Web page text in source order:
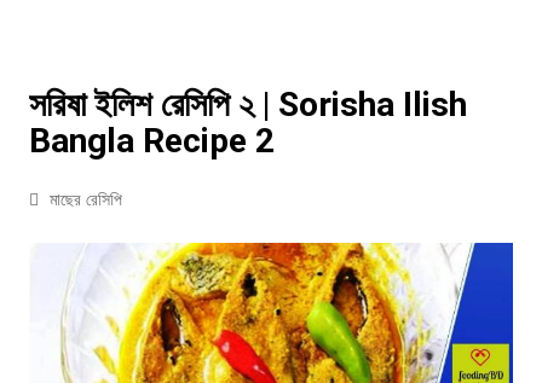
সরিষা ইলিশ রেসিপি ২ | Sorisha Ilish
Bangla Recipe 2
মাছের রেসিপি